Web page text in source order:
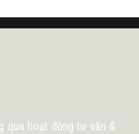
qua hoạt động tư vấn &